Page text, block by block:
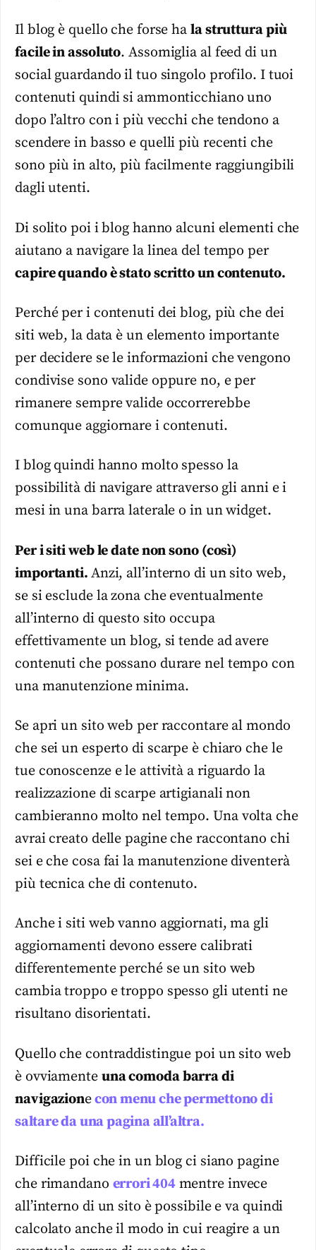
Il blog è quello che forse ha la struttura più
facile in assoluto. Assomiglia al feed di un
social guardando il tuo singolo profilo. I tuoi
contenuti quindi si ammonticchiano uno
dopo l’altro con i più vecchi che tendono a
scendere in basso e quelli più recenti che
sono più in alto, più facilmente raggiungibili
dagli utenti.
Di solito poi i blog hanno alcuni elementi che
aiutano a navigare la linea del tempo per
capire quando è stato scritto un contenuto.
Perché per i contenuti dei blog, più che dei
siti web, la data è un elemento importante
per decidere se le informazioni che vengono
condivise sono valide oppure no, e per
rimanere sempre valide occorrerebbe
comunque aggiornare i contenuti.
I blog quindi hanno molto spesso la
possibilità di navigare attraverso gli anni e i
mesi in una barra laterale o in un widget.
Per i siti web le date non sono (così)
importanti. Anzi, all’interno di un sito web,
se si esclude la zona che eventualmente
all’interno di questo sito occupa
effettivamente un blog, si tende ad avere
contenuti che possano durare nel tempo con
una manutenzione minima.
Se apri un sito web per raccontare al mondo
che sei un esperto di scarpe è chiaro che le
tue conoscenze e le attività a riguardo la
realizzazione di scarpe artigianali non
cambieranno molto nel tempo. Una volta che
avrai creato delle pagine che raccontano chi
sei e che cosa fai la manutenzione diventerà
più tecnica che di contenuto.
Anche i siti web vanno aggiornati, ma gli
aggiornamenti devono essere calibrati
differentemente perché se un sito web
cambia troppo e troppo spesso gli utenti ne
risultano disorientati.
Quello che contraddistingue poi un sito web
è ovviamente una comoda barra di
navigazionecon menu che permettono di
saltare da una pagina all’altra.
Difficile poi che in un blog ci siano pagine
che rimandano errori 404mentre invece
all’interno di un sito è possibile e va quindi
calcolato anche il modo in cui reagire a un